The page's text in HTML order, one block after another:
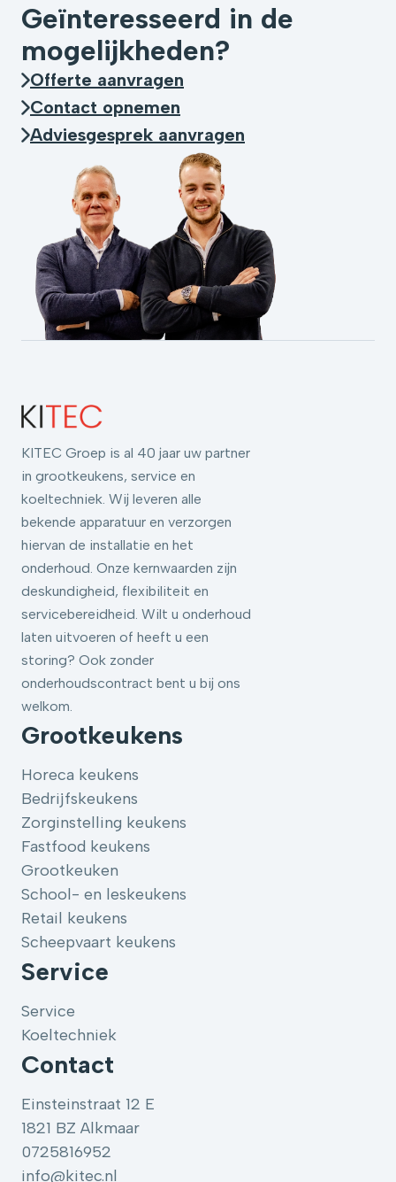
Geïnteresseerd in de
mogelijkheden?
Offerte aanvragen
Contact opnemen
Adviesgesprek aanvragen
KITEC Groep is al 40 jaar uw partner
in grootkeukens, service en
koeltechniek. Wij leveren alle
bekende apparatuur en verzorgen
hiervan de installatie en het
onderhoud. Onze kernwaarden zijn
deskundigheid, flexibiliteit en
servicebereidheid. Wilt u onderhoud
laten uitvoeren of heeft u een
storing? Ook zonder
onderhoudscontract bent u bij ons
welkom.
Grootkeukens
Horeca keukens
Bedrijfskeukens
Zorginstelling keukens
Fastfood keukens
Grootkeuken
School- en leskeukens
Retail keukens
Scheepvaart keukens
Service
Service
Koeltechniek
Contact
Einsteinstraat 12 E
1821 BZ Alkmaar
0725816952
info@kitec.nl